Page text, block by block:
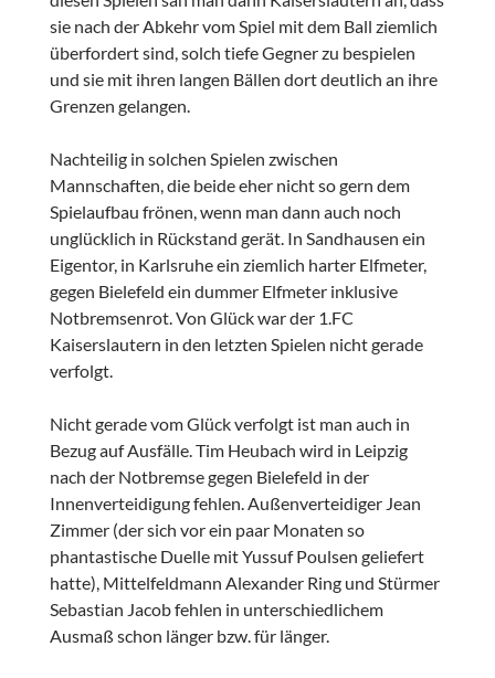
sie nach der Abkehr vom Spiel mit dem Ball ziemlich
überfordert sind, solch tiefe Gegner zu bespielen
und sie mit ihren langen Bällen dort deutlich an ihre
Grenzen gelangen.
Nachteilig in solchen Spielen zwischen
Mannschaften, die beide eher nicht so gern dem
Spielaufbau frönen, wenn man dann auch noch
unglücklich in Rückstand gerät. In Sandhausen ein
Eigentor, in Karlsruhe ein ziemlich harter Elfmeter,
gegen Bielefeld ein dummer Elfmeter inklusive
Notbremsenrot. Von Glück war der 1.FC
Kaiserslautern in den letzten Spielen nicht gerade
verfolgt.
Nicht gerade vom Glück verfolgt ist man auch in
Bezug auf Ausfälle. Tim Heubach wird in Leipzig
nach der Notbremse gegen Bielefeld in der
Innenverteidigung fehlen. Außenverteidiger Jean
Zimmer (der sich vor ein paar Monaten so
phantastische Duelle mit Yussuf Poulsen geliefert
hatte), Mittelfeldmann Alexander Ring und Stürmer
Sebastian Jacob fehlen in unterschiedlichem
Ausmaß schon länger bzw. für länger.